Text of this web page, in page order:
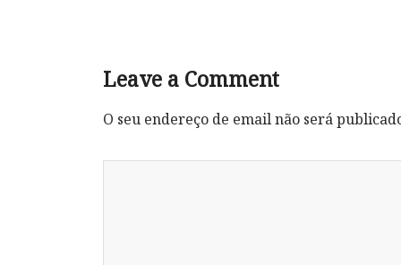
Leave a Comment
O seu endereço de email não será